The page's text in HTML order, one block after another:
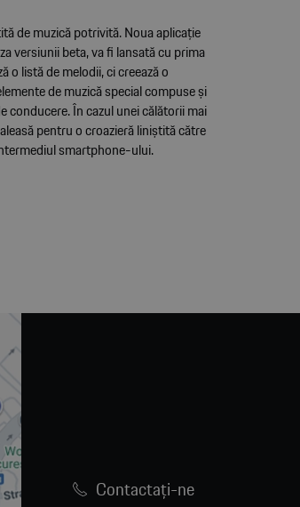
de muzică potrivită. Noua aplicație
versiunii beta, va fi lansată cu prima
o listă de melodii, ci creează o
de muzică special compuse și
În cazul unei călătorii mai
pentru o croazieră liniștită către
smartphone-ului.
Contactaţi-ne